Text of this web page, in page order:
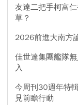
友達二把手柯富
草？
2026前進大南方
佳世達集團艦隊
入
今周刊30週年特
見前瞻行動